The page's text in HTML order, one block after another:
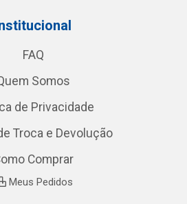
FAQ
Somos
de Privacidade
Troca e Devolução
Comprar
Meus Pedidos